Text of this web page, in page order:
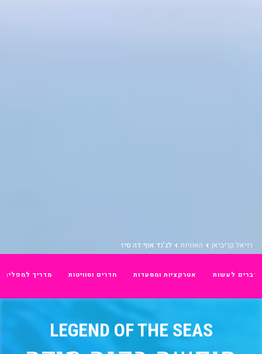
רויאל קריביאן האוניות
דברים לעשות אטרקציות ומסעדות חדרים וסוויטות מדריך למפליג
LEGEND OF THE SEAS